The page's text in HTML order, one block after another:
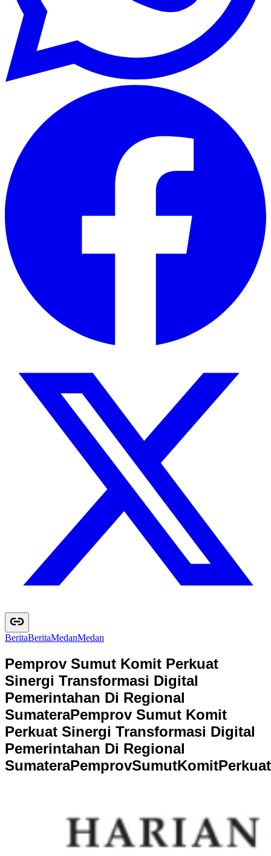
BeritaBeritaMedanMedan
Pemprov Sumut Komit Perkuat
Sinergi Transformasi Digital
Pemerintahan Di Regional
SumateraPemprov Sumut Komit
Perkuat Sinergi Transformasi Digital
Pemerintahan Di Regional
SumateraPemprovSumutKomitPerkuat